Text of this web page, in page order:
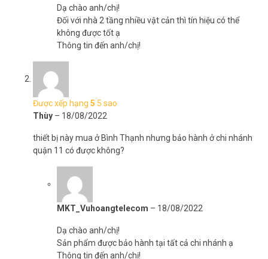
Dạ chào anh/chị!
Đối với nhà 2 tầng nhiều vật cản thì tín hiệu có thể
không được tốt ạ
Thông tin đến anh/chị!
Được xếp hạng 5 5 sao
Thùy – 18/08/2022
thiết bị này mua ở Bình Thạnh nhưng bảo hành ở chi nhánh
quận 11 có được không?
MKT_Vuhoangtelecom – 18/08/2022
Dạ chào anh/chị!
Sản phẩm được bảo hành tại tất cả chi nhánh ạ
Thông tin đến anh/chị!